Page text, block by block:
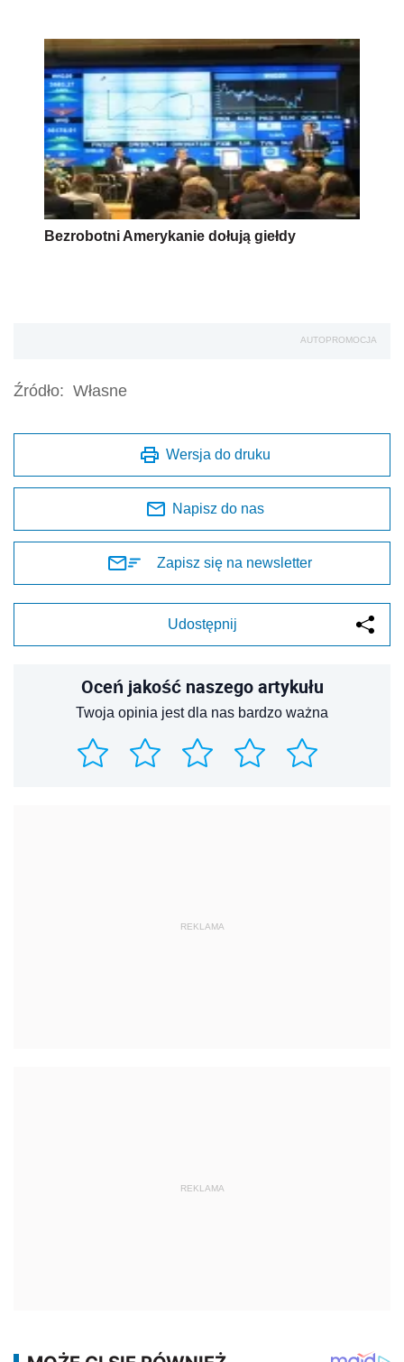
Bezrobotni Amerykanie dołują giełdy
AUTOPROMOCJA
Źródło: Własne
Wersja do druku
Napisz do nas
Zapisz się na newsletter
Udostępnij
Oceń jakość naszego artykułu
Twoja opinia jest dla nas bardzo ważna
REKLAMA
REKLAMA